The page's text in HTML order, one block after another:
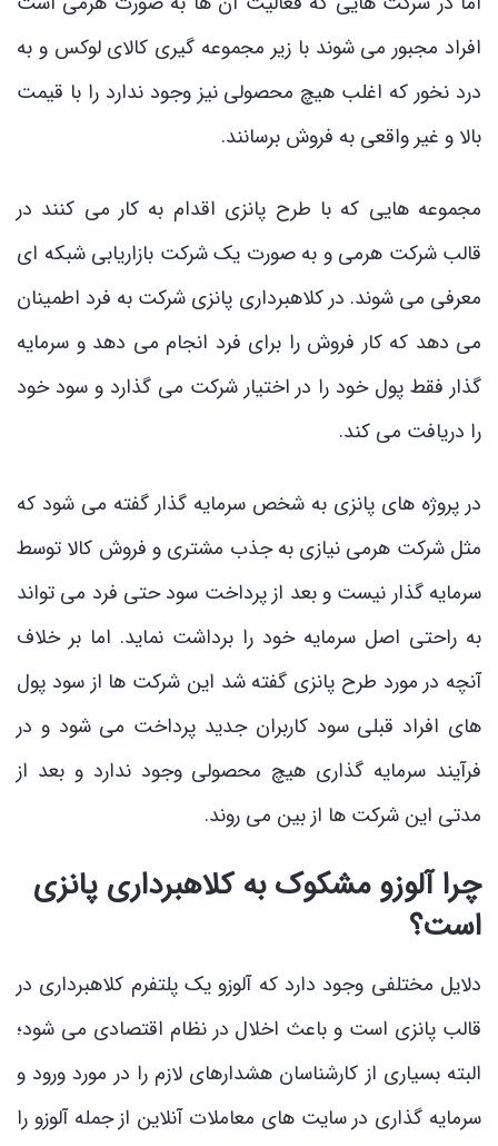
افراد مجبور می شوند با زیر مجموعه گیری کالای لوکس و به
درد نخور که اغلب هیچ محصولی نیز وجود ندارد را با قیمت
بالا و غیر واقعی به فروش برسانند.
مجموعه هایی که با طرح پانزی اقدام به کار می کنند در
قالب شرکت هرمی و به صورت یک شرکت بازاریابی شبکه ای
معرفی می شوند. در کلاهبرداری پانزی شرکت به فرد اطمینان
می دهد که کار فروش را برای فرد انجام می دهد و سرمایه
گذار فقط پول خود را در اختیار شرکت می گذارد و سود خود
را دریافت می کند.
در پروژه های پانزی به شخص سرمایه گذار گفته می شود که
مثل شرکت هرمی نیازی به جذب مشتری و فروش کالا توسط
سرمایه گذار نیست و بعد از پرداخت سود حتی فرد می تواند
به راحتی اصل سرمایه خود را برداشت نماید. اما بر خلاف
آنچه در مورد طرح پانزی گفته شد این شرکت ها از سود پول
های افراد قبلی سود کاربران جدید پرداخت می شود و در
فرآیند سرمایه گذاری هیچ محصولی وجود ندارد و بعد از
مدتی این شرکت ها از بین می روند.
چرا آلوزو مشکوک به کلاهبرداری پانزی
است؟
دلایل مختلفی وجود دارد که آلوزو یک پلتفرم کلاهبرداری در
قالب پانزی است و باعث اخلال در نظام اقتصادی می شود؛
البته بسیاری از کارشناسان هشدارهای لازم را در مورد ورود و
سرمایه گذاری در سایت های معاملات آنلاین از جمله آلوزو را